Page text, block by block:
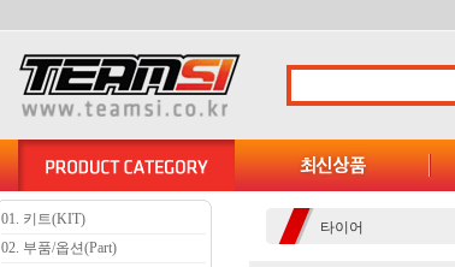
01. 키트(KIT)
02. 부품/옵션(Part)
타이어